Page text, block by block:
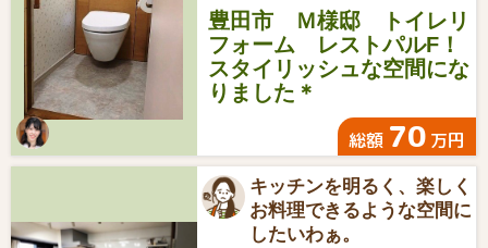
豊田市 Ｍ様邸 トイレリ
フォーム レストパルF！
スタイリッシュな空間にな
りました＊
総額 70 万円
キッチンを明るく、楽しく
お料理できるような空間に
したいわぁ。